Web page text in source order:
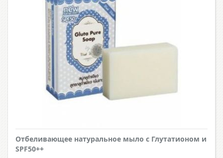
Отбеливающее натуральное мыло с Глутатионом и
SPF50++